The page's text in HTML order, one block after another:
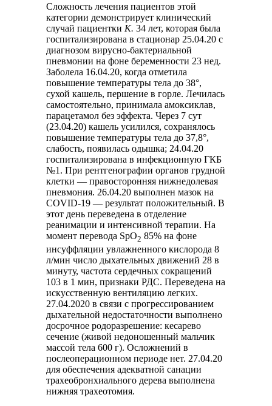
Сложность лечения пациентов этой
категории демонстрирует клинический
случай пациентки К. 34 лет, которая была
госпитализирована в стационар 25.04.20 с
диагнозом вирусно-бактериальной
пневмонии на фоне беременности 23 нед.
Заболела 16.04.20, когда отметила
повышение температуры тела до 38°,
сухой кашель, першение в горле. Лечилась
самостоятельно, принимала амоксиклав,
парацетамол без эффекта. Через 7 сут
(23.04.20) кашель усилился, сохранялось
повышение температуры тела до 37,8°,
слабость, появилась одышка; 24.04.20
госпитализирована в инфекционную ГКБ
№1. При рентгенографии органов грудной
клетки — правосторонняя нижнедолевая
пневмония. 26.04.20 выполнен мазок на
COVID-19 — результат положительный. В
этот день переведена в отделение
реанимации и интенсивной терапии. На
момент перевода SpO2 85% на фоне
инсуффляции увлажненного кислорода 8
л/мин число дыхательных движений 28 в
минуту, частота сердечных сокращений
103 в 1 мин, признаки РДС. Переведена на
искусственную вентиляцию легких.
27.04.2020 в связи с прогрессированием
дыхательной недостаточности выполнено
досрочное родоразрешение: кесарево
сечение (живой недоношенный мальчик
массой тела 600 г). Осложнений в
послеоперационном периоде нет. 27.04.20
для обеспечения адекватной санации
трахеобронхиального дерева выполнена
нижняя трахеотомия.